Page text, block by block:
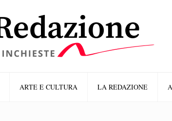
ARTE E CULTURA LA REDAZIONE